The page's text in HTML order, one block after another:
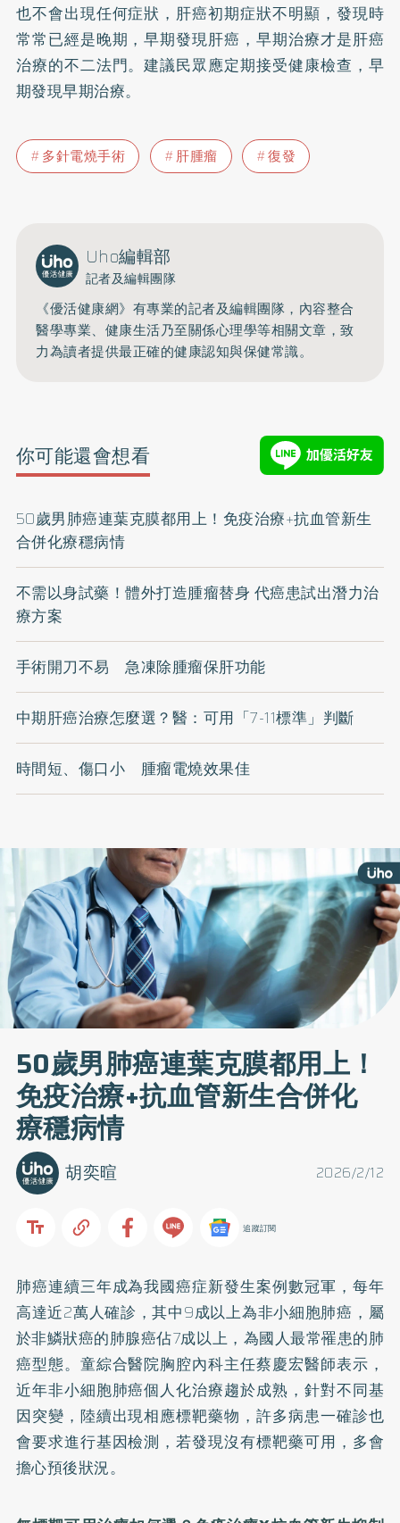
也不會出現任何症狀，肝癌初期症狀不明顯，發現時
常常已經是晚期，早期發現肝癌，早期治療才是肝癌
治療的不二法門。建議民眾應定期接受健康檢查，早
期發現早期治療。
多針電燒手術 肝腫瘤 復發
Uho編輯部
記者及編輯團隊
《優活健康網》有專業的記者及編輯團隊，內容整合
醫學專業、健康生活乃至關係心理學等相關文章，致
力為讀者提供最正確的健康認知與保健常識。
你可能還會想看
50歲男肺癌連葉克膜都用上！免疫治療+抗血管新生
合併化療穩病情
不需以身試藥！體外打造腫瘤替身 代癌患試出潛力治
療方案
手術開刀不易 急凍除腫瘤保肝功能
中期肝癌治療怎麼選？醫：可用「7-11標準」判斷
時間短、傷口小 腫瘤電燒效果佳
50歲男肺癌連葉克膜都用上！
免疫治療+抗血管新生合併化
療穩病情
2026/2/12
胡奕暄
追蹤訂閱
肺癌連續三年成為我國癌症新發生案例數冠軍，每年
高達近2萬人確診，其中9成以上為非小細胞肺癌，屬
於非鱗狀癌的肺腺癌佔7成以上，為國人最常罹患的肺
癌型態。童綜合醫院胸腔內科主任蔡慶宏醫師表示，
近年非小細胞肺癌個人化治療趨於成熟，針對不同基
因突變，陸續出現相應標靶藥物，許多病患一確診也
會要求進行基因檢測，若發現沒有標靶藥可用，多會
擔心預後狀況。